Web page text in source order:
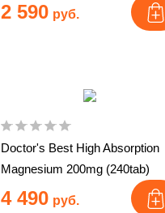
2 590 руб.
Doctor's Best High Absorption
Magnesium 200mg (240tab)
4 490 руб.